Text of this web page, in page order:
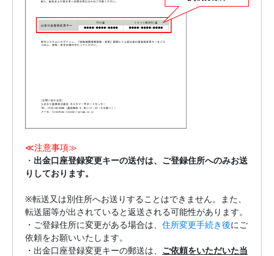
≪注意事項≫
・ 出金口座登録変更キーの送付は、ご登録住所へのみお送
りしております。
※転送又は別住所へお送りすることはできません。また、
転送届等が出されていると返送される可能性があります。
・ご登録住所に変更がある場合は、 住所変更手続き後にご
依頼をお願いいたします。
・出金口座登録変更キーの郵送は、 ご依頼をいただいた当